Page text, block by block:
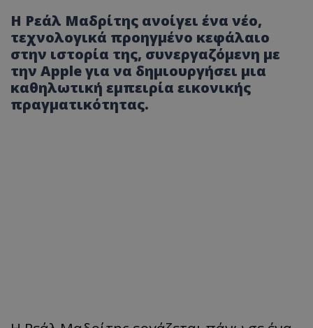
Η Ρεάλ Μαδρίτης ανοίγει ένα νέο,
τεχνολογικά προηγμένο κεφάλαιο
στην ιστορία της, συνεργαζόμενη με
την Apple για να δημιουργήσει μια
καθηλωτική εμπειρία εικονικής
πραγματικότητας.